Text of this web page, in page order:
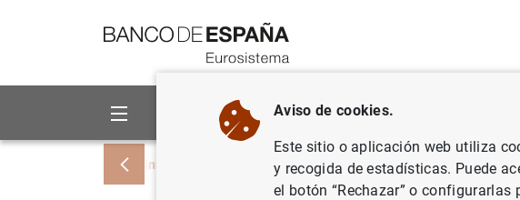
Sobre el Banco Áreas de actuación
Inicio Noticias y eventos Noticias del Banco Central
Aviso de cookies.
Este sitio o aplicación web utiliza
y recogida de estadísticas. Puede
el botón “Rechazar” o